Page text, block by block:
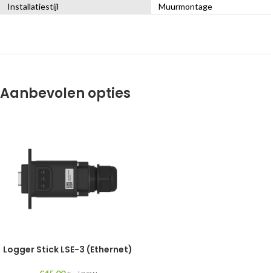
Installatiestijl
Muurmontage
Aanbevolen opties
Logger Stick LSE-3 (Ethernet)